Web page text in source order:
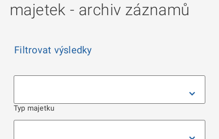
majetek - archiv záznamů
Filtrovat výsledky
Typ majetku